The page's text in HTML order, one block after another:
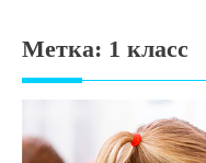
Дети
Свадьба
Дом
Метка: 1 класс